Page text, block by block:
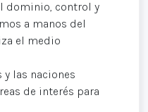
dominio, control y
a manos del
el medio
las naciones
de interés para